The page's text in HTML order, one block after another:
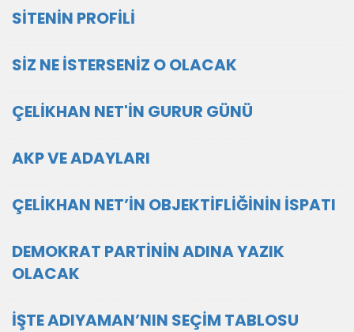
SİTENİN PROFİLİ
SİZ NE İSTERSENİZ O OLACAK
ÇELİKHAN NET'İN GURUR GÜNÜ
AKP VE ADAYLARI
ÇELİKHAN NET’İN OBJEKTİFLİĞİNİN İSPATI
DEMOKRAT PARTİNİN ADINA YAZIK
OLACAK
İŞTE ADIYAMAN’NIN SEÇİM TABLOSU